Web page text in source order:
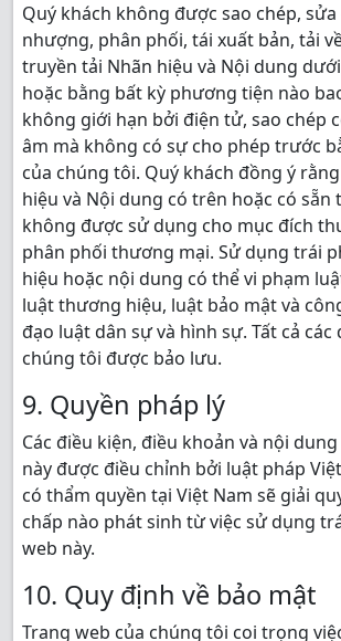
Quý khách không được sao chép,
nhượng, phân phối, tái xuất bản, tải
truyền tải Nhãn hiệu và Nội dung
hoặc bằng bất kỳ phương tiện nào
không giới hạn bởi điện tử, sao chép
âm mà không có sự cho phép trước
của chúng tôi. Quý khách đồng ý
hiệu và Nội dung có trên hoặc có sẵn
không được sử dụng cho mục đích
phân phối thương mại. Sử dụng trái
hiệu hoặc nội dung có thể vi phạm
luật thương hiệu, luật bảo mật và
đạo luật dân sự và hình sự. Tất cả các
chúng tôi được bảo lưu.
9. Quyền pháp lý
Các điều kiện, điều khoản và nội
này được điều chỉnh bởi luật pháp
có thẩm quyền tại Việt Nam sẽ giải
chấp nào phát sinh từ việc sử dụng
web này.
10. Quy định về bảo mật
Trang web của chúng tôi coi trọng